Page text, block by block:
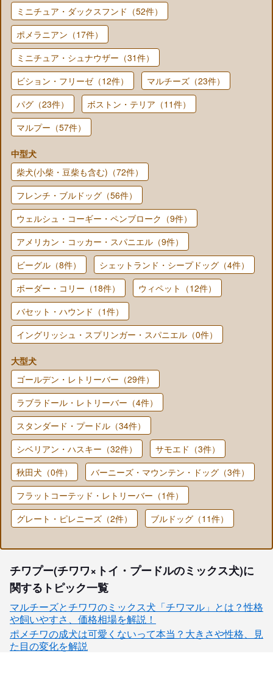
ミニチュア・ダックスフンド（52件）
ポメラニアン（17件）
ミニチュア・シュナウザー（31件）
ビション・フリーゼ（12件）
マルチーズ（23件）
パグ（23件）
ボストン・テリア（11件）
マルプー（57件）
中型犬
柴犬(小柴・豆柴も含む)（72件）
フレンチ・ブルドッグ（56件）
ウェルシュ・コーギー・ペンブローク（9件）
アメリカン・コッカー・スパニエル（9件）
ビーグル（8件）
シェットランド・シープドッグ（4件）
ボーダー・コリー（18件）
ウィペット（12件）
バセット・ハウンド（1件）
イングリッシュ・スプリンガー・スパニエル（0件）
大型犬
ゴールデン・レトリーバー（29件）
ラブラドール・レトリーバー（4件）
スタンダード・プードル（34件）
シベリアン・ハスキー（32件）
サモエド（3件）
秋田犬（0件）
バーニーズ・マウンテン・ドッグ（3件）
フラットコーテッド・レトリーバー（1件）
グレート・ピレニーズ（2件）
ブルドッグ（11件）
チワプー(チワワ×トイ・プードルのミックス犬)に
関するトピック一覧
マルチーズとチワワのミックス犬「チワマル」とは？性格
や飼いやすさ、価格相場を解説！
ポメチワの成犬は可愛くないって本当？大きさや性格、見
た目の変化を解説